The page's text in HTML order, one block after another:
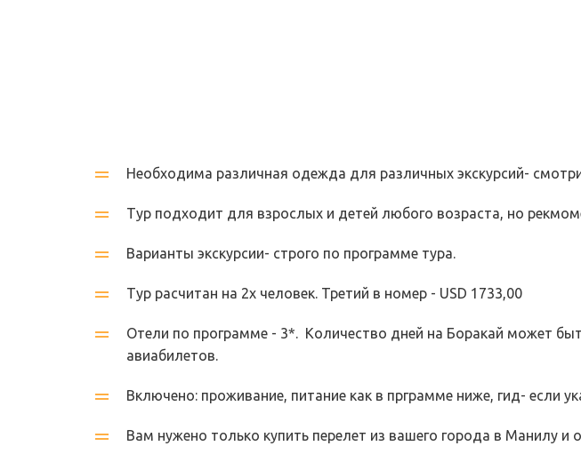
Необходима различная одежда для различных экскурсий-
Тур подходит для взрослых и детей любого возраста, но
Варианты экскурсии- строго по программе тура.
Тур расчитан на 2х человек. Третий в номер - USD 1733,00
Отели по программе - 3*.  Количество дней на Боракай может
авиабилетов.
Включено: проживание, питание как в прграмме ниже, гид- если
Вам нужено только купить перелет из вашего города в Манилу и